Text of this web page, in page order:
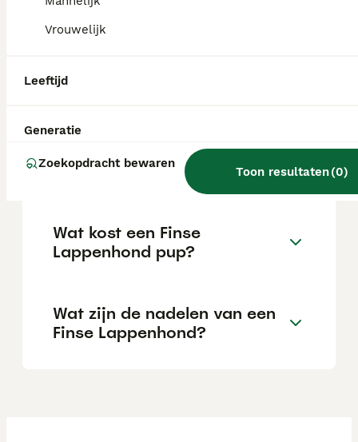
Vrouwelijk
Leeftijd
Generatie
Zoekopdracht bewaren
Toon resultaten(0)
Kan een Finse Lappenhond
alleen zijn?
Hoeveel Finse lappenhonden
zijn er in Nederland?
Wat kost een Finse
Lappenhond pup?
Wat zijn de nadelen van een
Finse Lappenhond?